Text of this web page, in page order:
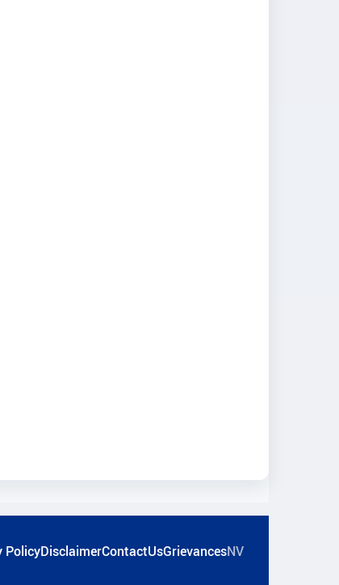
PolicyDisclaimerContactUsGrievancesNV